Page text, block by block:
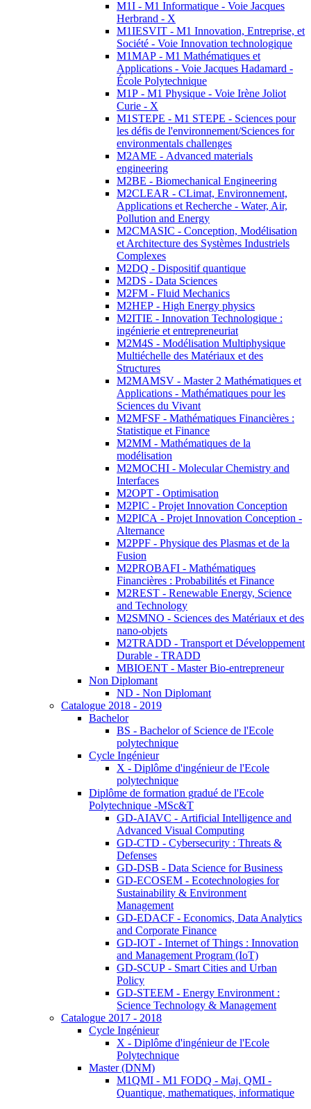
M1I - M1 Informatique - Voie Jacques
Herbrand - X
M1IESVIT - M1 Innovation, Entreprise, et
Société - Voie Innovation technologique
M1MAP - M1 Mathématiques et
Applications - Voie Jacques Hadamard -
École Polytechnique
M1P - M1 Physique - Voie Irène Joliot
Curie - X
M1STEPE - M1 STEPE - Sciences pour
les défis de l'environnement/Sciences for
environmentals challenges
M2AME - Advanced materials
engineering
M2BE - Biomechanical Engineering
M2CLEAR - CLimat, Environnement,
Applications et Recherche - Water, Air,
Pollution and Energy
M2CMASIC - Conception, Modélisation
et Architecture des Systèmes Industriels
Complexes
M2DQ - Dispositif quantique
M2DS - Data Sciences
M2FM - Fluid Mechanics
M2HEP - High Energy physics
M2ITIE - Innovation Technologique :
ingénierie et entrepreneuriat
M2M4S - Modélisation Multiphysique
Multiéchelle des Matériaux et des
Structures
M2MAMSV - Master 2 Mathématiques et
Applications - Mathématiques pour les
Sciences du Vivant
M2MFSF - Mathématiques Financières :
Statistique et Finance
M2MM - Mathématiques de la
modélisation
M2MOCHI - Molecular Chemistry and
Interfaces
M2OPT - Optimisation
M2PIC - Projet Innovation Conception
M2PICA - Projet Innovation Conception -
Alternance
M2PPF - Physique des Plasmas et de la
Fusion
M2PROBAFI - Mathématiques
Financières : Probabilités et Finance
M2REST - Renewable Energy, Science
and Technology
M2SMNO - Sciences des Matériaux et des
nano-objets
M2TRADD - Transport et Développement
Durable - TRADD
MBIOENT - Master Bio-entrepreneur
Non Diplomant
ND - Non Diplomant
Catalogue 2018 - 2019
Bachelor
BS - Bachelor of Science de l'Ecole
polytechnique
Cycle Ingénieur
X - Diplôme d'ingénieur de l'Ecole
polytechnique
Diplôme de formation gradué de l'Ecole
Polytechnique -MSc&T
GD-AIAVC - Artificial Intelligence and
Advanced Visual Computing
GD-CTD - Cybersecurity : Threats &
Defenses
GD-DSB - Data Science for Business
GD-ECOSEM - Ecotechnologies for
Sustainability & Environment
Management
GD-EDACF - Economics, Data Analytics
and Corporate Finance
GD-IOT - Internet of Things : Innovation
and Management Program (IoT)
GD-SCUP - Smart Cities and Urban
Policy
GD-STEEM - Energy Environment :
Science Technology & Management
Catalogue 2017 - 2018
Cycle Ingénieur
X - Diplôme d'ingénieur de l'Ecole
Polytechnique
Master (DNM)
M1QMI - M1 FODQ - Maj. QMI -
Quantique, mathematiques, informatique